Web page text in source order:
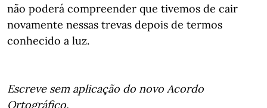
não poderá compreender que tivemos de cair
novamente nessas trevas depois de termos
conhecido a luz.
Escreve sem aplicação do novo Acordo
Ortográfico.